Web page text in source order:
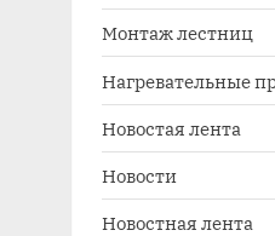
Монтаж лестниц
Нагревательные
Новостая лента
Новости
Новостная лента